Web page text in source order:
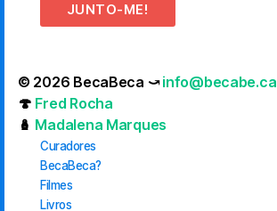
JUNTO-ME!
© 2026 BecaBeca ⤻info@becabe.ca
🍄 Fred Rocha
🪆 Madalena Marques
Curadores
BecaBeca?
Filmes
Livros